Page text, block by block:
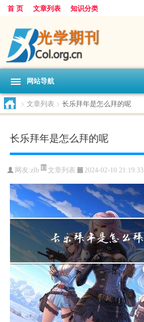
首 页 文章列表 知识分类
网站导航
> 文章列表 > 长乐拜年是怎么拜的呢
长乐拜年是怎么拜的呢
网友:zlb 文章列表 2024-02-10 21:19:33